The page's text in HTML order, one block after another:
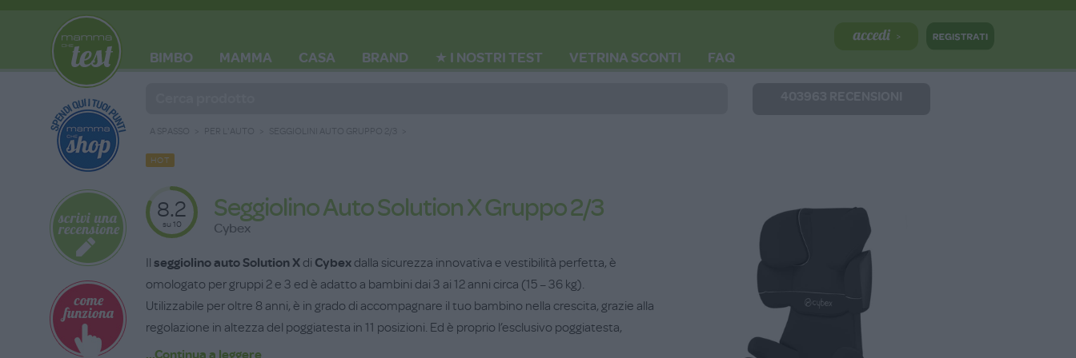
BIMBO MAMMA CASA BRAND ★ I NOSTRI TEST VETRINA SCONTI
FAQ
A SPASSO PER L'AUTO SEGGIOLINI AUTO GRUPPO 2/3
HOT
8.2
su 10
Seggiolino Auto Solution X Gruppo 2/3
Cybex
Il seggiolino auto Solution X di Cybex dalla sicurezza innovativa e vestibilità perfetta, è
omologato per gruppi 2 e 3 ed è adatto a bambini dai 3 ai 12 anni circa (15 – 36 kg).
Utilizzabile per oltre 8 anni, è in grado di accompagnare il tuo bambino nella crescita, grazie alla
regolazione in altezza del poggiatesta in 11 posizioni. Ed è proprio l’esclusivo poggiatesta,
brevettato Cybex, a rappresentare l’elemento di spicco nel “safety concept” della gamma
...Continua a leggere